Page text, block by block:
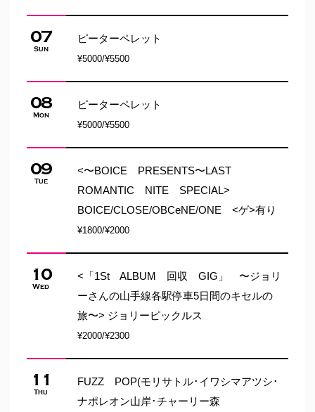
07
Sun
ピーターペレット
¥5000/¥5500
08
Mon
ピーターペレット
¥5000/¥5500
09
Tue
<〜BOICE PRESENTS〜LAST
ROMANTIC NITE SPECIAL>
BOICE/CLOSE/OBCeNE/ONE <ゲ>有り
¥1800/¥2000
10
Wed
<「1St ALBUM 回収 GIG」 〜ジョリ
ーさんの山手線各駅停車5日間のキセルの
旅〜> ジョリーピックルス
¥2000/¥2300
11
Thu
FUZZ POP(モリサトル･イワシマアツシ･
ナポレオン山岸･チャーリー森